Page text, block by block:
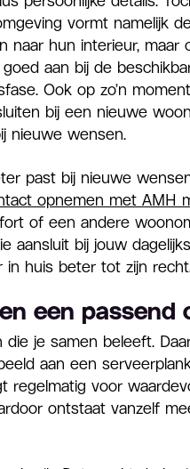
vormt namelijk
naar hun interieur, maar
aan bij de
Ook op zo’n
bij een nieuwe
nieuwe wensen.
past bij nieuwe
opnemen met AMH
of een andere
aansluit bij jouw
in huis beter tot zijn
een passend
je samen beleeft.
aan een
regelmatig voor
ontstaat vanzelf